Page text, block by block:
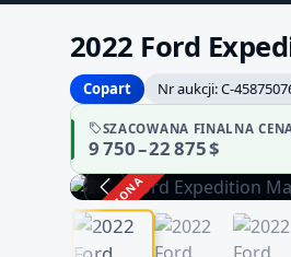
2022 Ford
Copart
Nr aukcji: C-
SZACOWANA FINALNA
9 750 – 22 875 $
ZAKOŃCZONA